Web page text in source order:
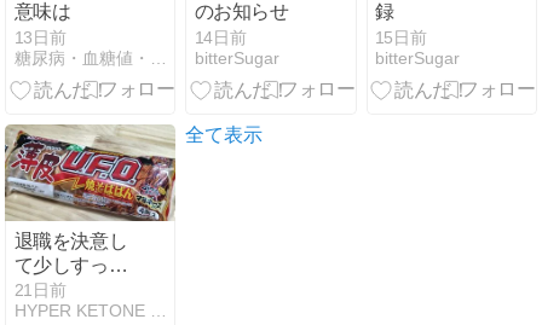
意味は
13日前
のお知らせ
14日前
bitterSugar
録
15日前
bitterSugar
退職を決意し
て少しすっき
り。ま、人生
いろいろ人そ
21日前
HYPER KETONE MODE 突入
全て表示